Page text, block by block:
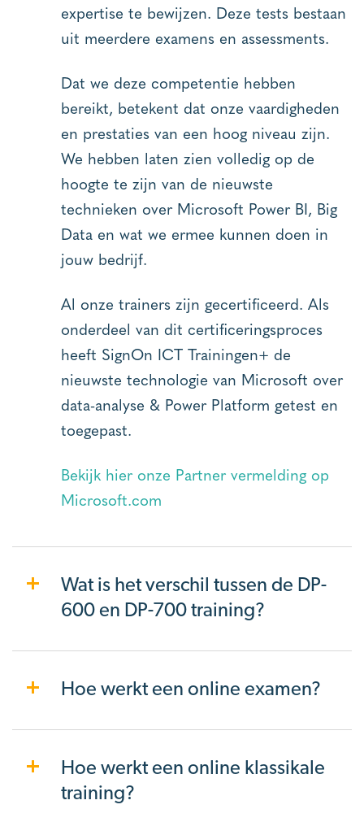
expertise te bewijzen. Deze tests bestaan
uit meerdere examens en assessments.
Dat we deze competentie hebben
bereikt, betekent dat onze vaardigheden
en prestaties van een hoog niveau zijn.
We hebben laten zien volledig op de
hoogte te zijn van de nieuwste
technieken over Microsoft Power BI, Big
Data en wat we ermee kunnen doen in
jouw bedrijf.
Al onze trainers zijn gecertificeerd. Als
onderdeel van dit certificeringsproces
heeft SignOn ICT Trainingen+ de
nieuwste technologie van Microsoft over
data-analyse & Power Platform getest en
toegepast.
Bekijk hier onze Partner vermelding op
Microsoft.com
Wat is het verschil tussen de DP-
600 en DP-700 training?
Hoe werkt een online examen?
Hoe werkt een online klassikale
training?